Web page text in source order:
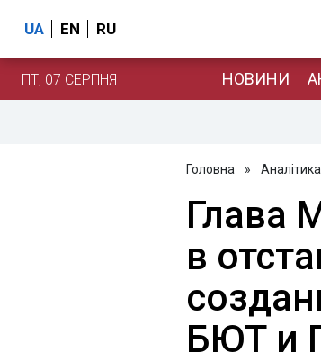
UA EN RU
ПТ, 07 СЕРПНЯ НОВИНИ
Головна » Аналітика
Глава
в
БЮТ и